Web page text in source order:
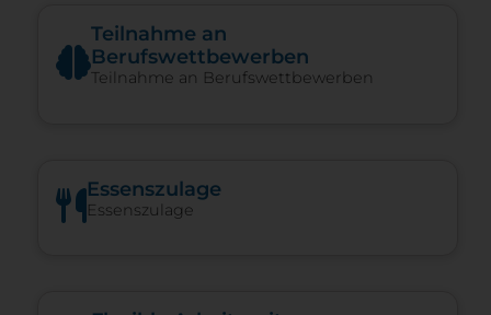
Teilnahme an
Berufswettbewerben
Teilnahme an Berufswettbewerben
Essenszulage
Essenszulage